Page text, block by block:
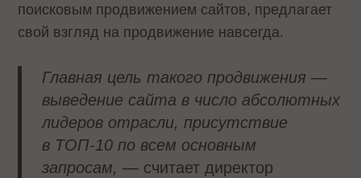
поисковым продвижением сайтов, предлагает
свой взгляд на продвижение навсегда.
Главная цель такого продвижения —
выведение сайта в число абсолютных
лидеров отрасли, присутствие
в ТОП-10 по всем основным
запросам,— считает директор